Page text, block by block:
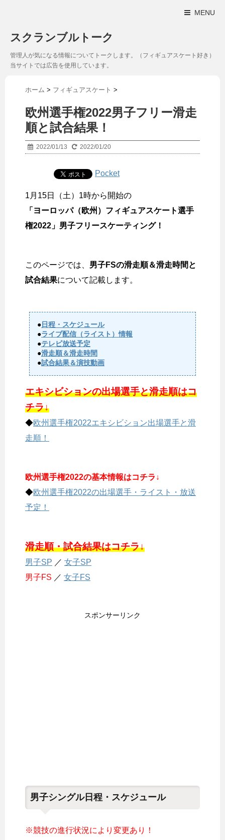
MENU
スクランブルトーク
管理人が気になる情報についてトークします。（フィギュアスケート好き）
当サイトでは広告を使用しています。
ホーム > フィギュアスケート >
欧州選手権2022男子フリー滑走
順と試合結果！
2022/01/13 2022/01/20
Pocket
1月15日（土）1時から開始の
「ヨーロッパ（欧州）フィギュアスケート選手
権2022」男子フリースケーティング！
このページでは、 男子FSの滑走順＆滑走時間と
試合結果について記載します。
●日程・スケジュール
●ライブ配信（ライスト）情報
●テレビ放送予定
●滑走順＆滑走時間
●試合結果＆演技動画
エキシビションの出場選手と滑走順はコ
チラ↓
◆欧州選手権2022エキシビション出場選手と滑
走順！
欧州選手権2022の基本情報はコチラ↓
◆欧州選手権2022の出場選手・ライスト・放送
予定！
滑走順・試合結果はコチラ↓
男子SP ／ 女子SP
男子FS ／ 女子FS
スポンサーリンク
男子シングル日程・スケジュール
※競技の進行状況により変更あり！